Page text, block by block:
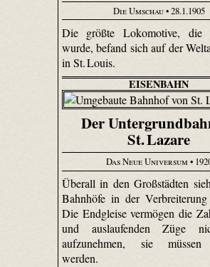
Die Umschau• 28.1.1905
Die größte Lokomotive, die
wurde, befand sich auf der
in St. Louis.
EISENBAHN
Der
St. Lazare
Das Neue Universum•
Überall in den Großstädten
Bahnhöfe in der
Die Endgleise vermögen die
und auslaufenden Züge
aufzunehmen, sie müssen
werden.